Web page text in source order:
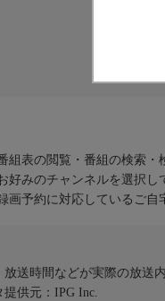
組表の閲覧・番組の検索・
好みのチャンネルを選択し
画予約に対応しているご自
放送時間などが実際の放送
提供元：IPG Inc.